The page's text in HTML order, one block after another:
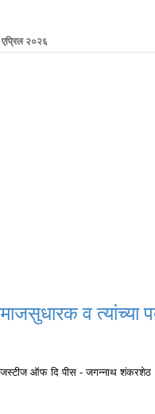
२०२६
व त्यांच्या
ऑफ दि पीस - जगन्नाथ शंकरशेठ